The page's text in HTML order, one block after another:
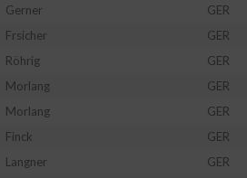
Gerner GER
Frsicher GER
Röhrig GER
Morlang GER
Morlang GER
Finck GER
Langner GER
von Inhalten
Inhalte